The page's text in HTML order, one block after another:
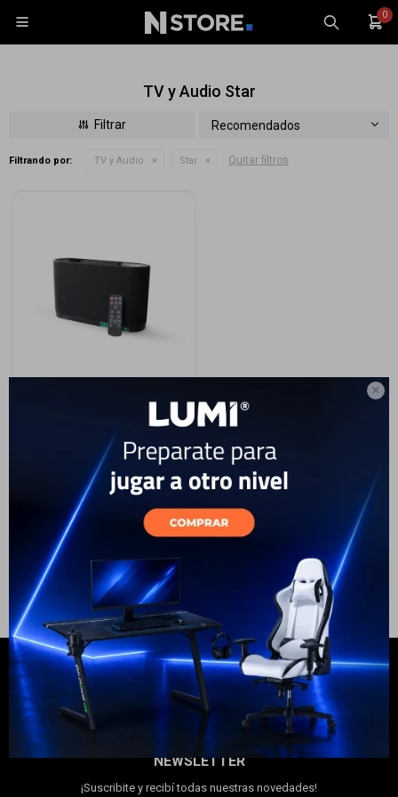

0

TV y Audio Star
Recomendados
Filtrando por: TV y Audio Star Quitar filtros
USD 59
GARANTÍA: 1 AÑO
ENVÍO A TODO EL PAÍS
NEWSLETTER
¡Suscribite y recibí todas nuestras novedades!
Hogar
Movilidad
Marcas
Accesorios
Monitores
Gaming